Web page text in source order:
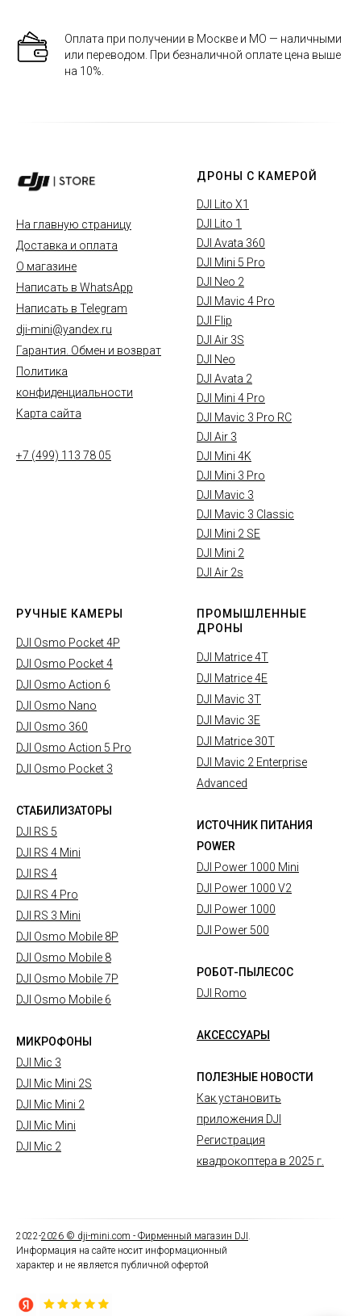
Оплата при получении в Москве и МО — наличными
или переводом. При безналичной оплате цена выше
на 10%.
На главную страницу
Доставка и оплата
О магазине
Написать в WhatsApp
Написать в Telegram
dji-mini@yandex.ru
Гарантия. Обмен и возврат
Политика
конфиденциальности
Карта сайта
+7 (499) 113 78 05
ДРОНЫ С КАМЕРОЙ
DJI Lito X1
DJI Lito 1
DJI Avata 360
DJI Mini 5 Pro
DJI Neo 2
DJI Mavic 4 Pro
DJI Flip
DJI Air 3S
DJI Neo
DJI Avata 2
DJI Mini 4 Pro
DJI Mavic 3 Pro RC
DJI Air 3
DJI Mini 4K
DJI Mini 3 Pro
DJI Mavic 3
DJI Mavic 3 Classic
DJI Mini 2 SE
DJI Mini 2
DJI Air 2s
РУЧНЫЕ КАМЕРЫ
DJI Osmo Pocket 4P
DJI Osmo Pocket 4
DJI Osmo Action 6
DJI Osmo Nano
DJI Osmo 360
DJI Osmo Action 5 Pro
DJI Osmo Pocket 3
СТАБИЛИЗАТОРЫ
DJI RS 5
DJI RS 4 Mini
DJI RS 4
DJI RS 4 Pro
DJI RS 3 Mini
DJI Osmo Mobile 8P
DJI Osmo Mobile 8
DJI Osmo Mobile 7P
DJI Osmo Mobile 6
МИКРОФОНЫ
DJI Mic 3
DJI Mic Mini 2S
DJI Mic Mini 2
DJI Mic Mini
DJI Mic 2
ПРОМЫШЛЕННЫЕ
ДРОНЫ
DJI Matrice 4T
DJI Matrice 4E
DJI Mavic 3T
DJI Mavic 3E
DJI Matrice 30T
DJI Mavic 2 Enterprise
Advanced
ИСТОЧНИК ПИТАНИЯ
POWER
DJI Power 1000 Mini
DJI Power 1000 V2
DJI Power 1000
DJI Power 500
РОБОТ-ПЫЛЕСОС
DJI Romo
АКСЕССУАРЫ
ПОЛЕЗНЫЕ НОВОСТИ
Как установить
приложения DJI
Регистрация
квадрокоптера в 2025 г.
2022-2026 © dji-mini.com - Фирменный магазин DJI .
Информация на сайте носит информационный
характер и не является публичной офертой